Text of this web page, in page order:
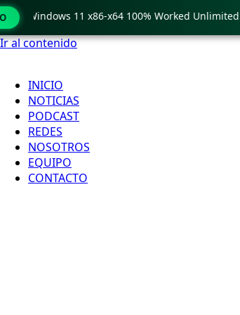
Ir al contenido
INICIO
NOTICIAS
PODCAST
REDES
NOSOTROS
EQUIPO
CONTACTO
11 x86-x64 100% Worked Unlimited